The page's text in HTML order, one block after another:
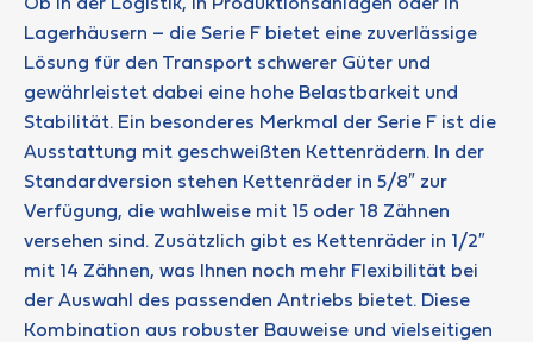
Ob in der Logistik, in Produktionsanlagen oder in
Lagerhäusern – die Serie F bietet eine zuverlässige
Lösung für den Transport schwerer Güter und
gewährleistet dabei eine hohe Belastbarkeit und
Stabilität. Ein besonderes Merkmal der Serie F ist die
Ausstattung mit geschweißten Kettenrädern. In der
Standardversion stehen Kettenräder in 5/8″ zur
Verfügung, die wahlweise mit 15 oder 18 Zähnen
versehen sind. Zusätzlich gibt es Kettenräder in 1/2″
mit 14 Zähnen, was Ihnen noch mehr Flexibilität bei
der Auswahl des passenden Antriebs bietet. Diese
Kombination aus robuster Bauweise und vielseitigen